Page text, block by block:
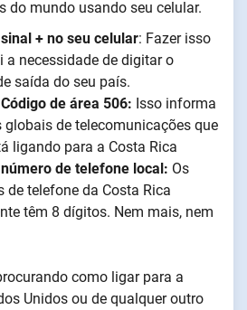
do mundo usando seu celular.
+ no seu celular: Fazer isso
a necessidade de digitar o
saída do seu país.
Código de área 506: Isso informa
globais de telecomunicações que
ligando para a Costa Rica
de telefone local: Os
de telefone da Costa Rica
têm 8 dígitos. Nem mais, nem
como ligar para a
Unidos ou de qualquer outro